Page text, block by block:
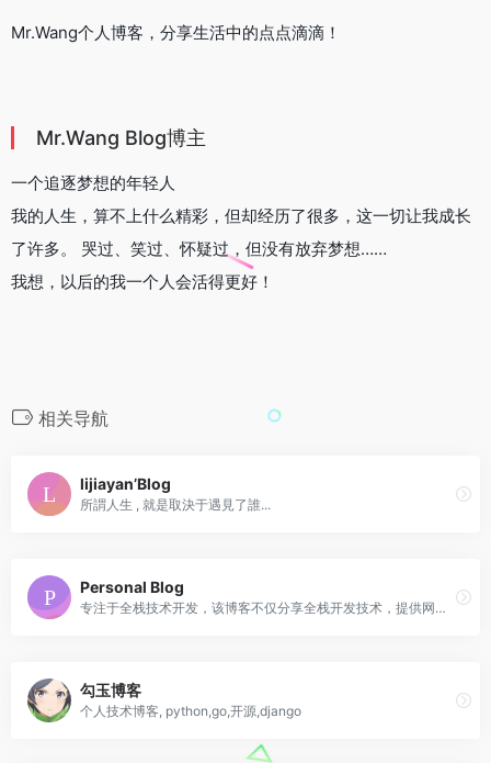
Mr.Wang个人博客，分享生活中的点点滴滴！
Mr.Wang Blog博主
一个追逐梦想的年轻人
我的人生，算不上什么精彩，但却经历了很多，这一切让我成长
了许多。 哭过、笑过、怀疑过，但没有放弃梦想……
我想，以后的我一个人会活得更好！
相关导航
lijiayan’Blog
所謂人生 , 就是取決于遇見了誰...
Personal Blog
专注于全栈技术开发，该博客不仅分享全栈开发技术，提供网站模板下载、而且还分享源码作品，提供博主在学习成果和工作中经验总结
勾玉博客
个人技术博客, python,go,开源,django